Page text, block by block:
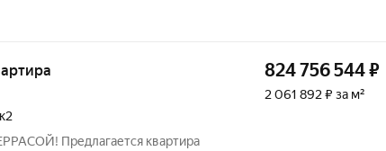
Предлагается квартира
824 756 544₽
2 061 892 ₽ за м²